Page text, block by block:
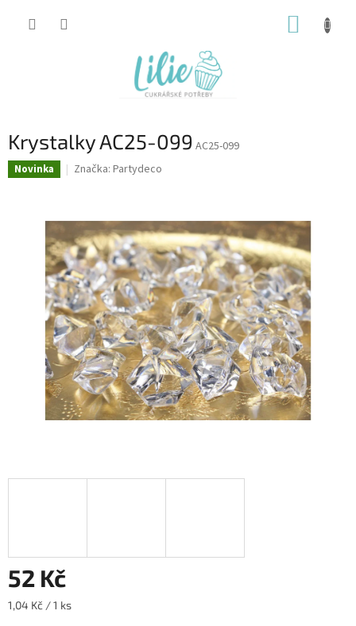
Krystalky AC25-099 AC25-099
Novinka Značka: Partydeco
52 Kč
Měrná
1,04 Kč / 1 ks